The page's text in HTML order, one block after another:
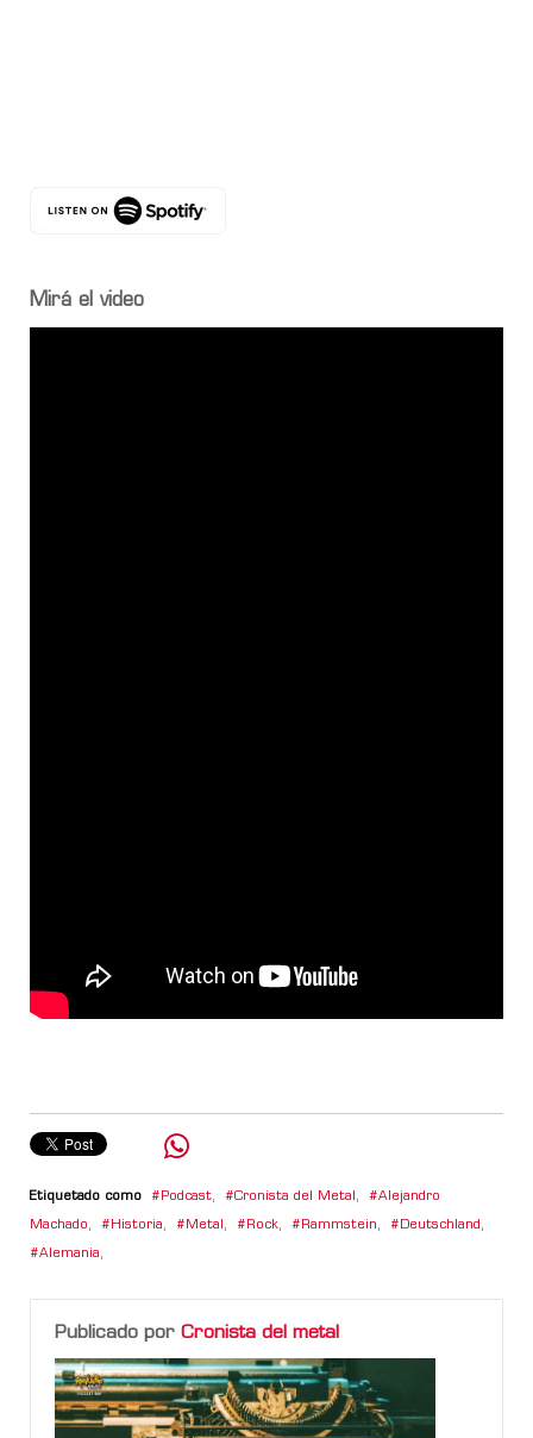
Mirá el video
Etiquetado como Podcast, Cronista del Metal , Alejandro
Machado, Historia, Metal , Rock, Rammstein, Deutschland ,
Alemania,
Publicado por Cronista del metal